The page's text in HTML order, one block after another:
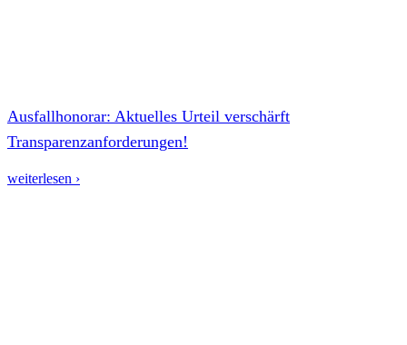
Ausfallhonorar: Aktuelles Urteil verschärft
Transparenzanforderungen!
weiterlesen ›